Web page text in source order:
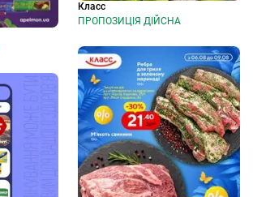
Класс
ПРОПОЗИЦІЯ ДІЙСНА